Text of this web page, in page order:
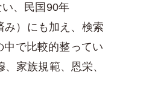
、民国90年
み）にも加え、検索
で比較的整ってい
家族規範、恩栄、